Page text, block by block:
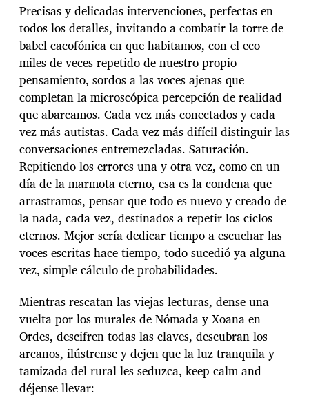
Precisas y delicadas intervenciones, perfectas en
todos los detalles, invitando a combatir la torre de
babel cacofónica en que habitamos, con el eco
miles de veces repetido de nuestro propio
pensamiento, sordos a las voces ajenas que
completan la microscópica percepción de realidad
que abarcamos. Cada vez más conectados y cada
vez más autistas. Cada vez más difícil distinguir las
conversaciones entremezcladas. Saturación.
Repitiendo los errores una y otra vez, como en un
día de la marmota eterno, esa es la condena que
arrastramos, pensar que todo es nuevo y creado de
la nada, cada vez, destinados a repetir los ciclos
eternos. Mejor sería dedicar tiempo a escuchar las
voces escritas hace tiempo, todo sucedió ya alguna
vez, simple cálculo de probabilidades.
Mientras rescatan las viejas lecturas, dense una
vuelta por los murales de Nómada y Xoana en
Ordes, descifren todas las claves, descubran los
arcanos, ilústrense y dejen que la luz tranquila y
tamizada del rural les seduzca, keep calm and
déjense llevar: